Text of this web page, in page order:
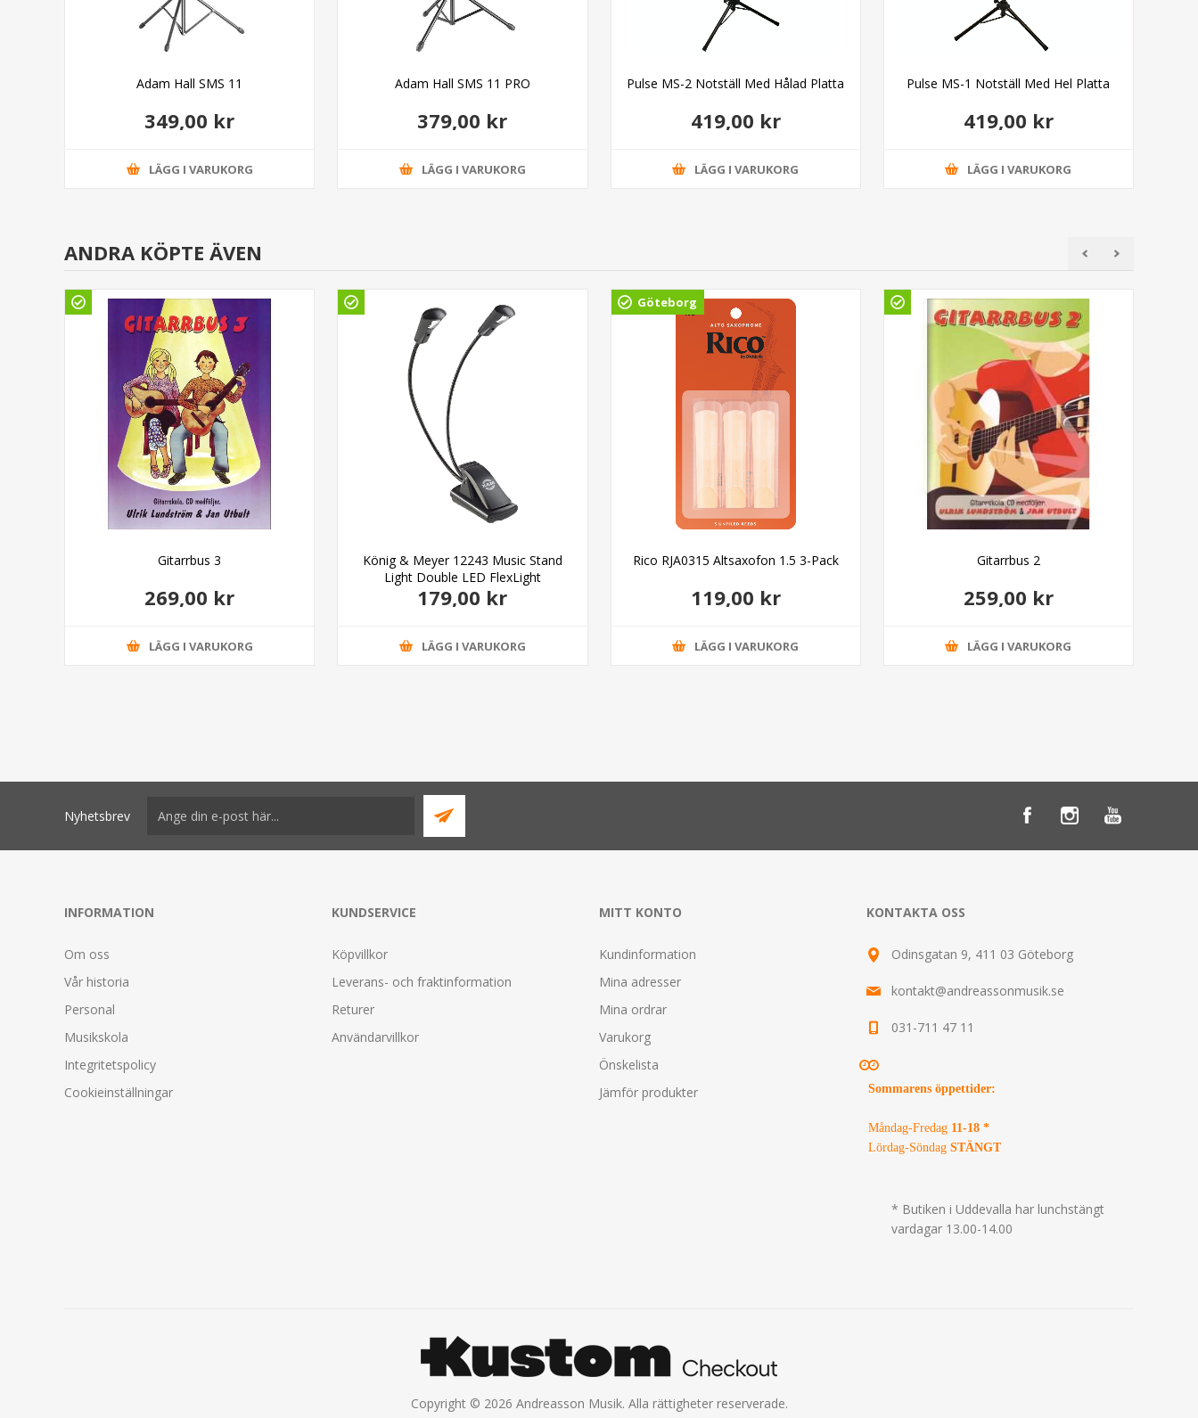
Adam Hall SMS 11
349,00 kr
LÄGG I VARUKORG
Adam Hall SMS 11 PRO
379,00 kr
LÄGG I VARUKORG
Pulse MS-2 Notställ Med Hålad Platta
419,00 kr
LÄGG I VARUKORG
Pulse MS-1 Notställ Med Hel Platta
419,00 kr
LÄGG I VARUKORG
ANDRA KÖPTE ÄVEN
Gitarrbus 3
269,00 kr
LÄGG I VARUKORG
König & Meyer 12243 Music Stand
Light Double LED FlexLight
179,00 kr
LÄGG I VARUKORG
Göteborg
Rico RJA0315 Altsaxofon 1.5 3-Pack
119,00 kr
LÄGG I VARUKORG
Gitarrbus 2
259,00 kr
LÄGG I VARUKORG
Nyhetsbrev
INFORMATION
Om oss
Vår historia
Personal
Musikskola
Integritetspolicy
Cookieinställningar
KUNDSERVICE
Köpvillkor
Leverans- och fraktinformation
Returer
Användarvillkor
MITT KONTO
Kundinformation
Mina adresser
Mina ordrar
Varukorg
Önskelista
Jämför produkter
KONTAKTA OSS
Odinsgatan 9, 411 03 Göteborg
kontakt@andreassonmusik.se
031-711 47 11
Sommarens öppettider:
Måndag-Fredag 11-18 *
Lördag-Söndag STÄNGT
* Butiken i Uddevalla har lunchstängt
vardagar 13.00-14.00
Copyright © 2026 Andreasson Musik. Alla rättigheter reserverade.